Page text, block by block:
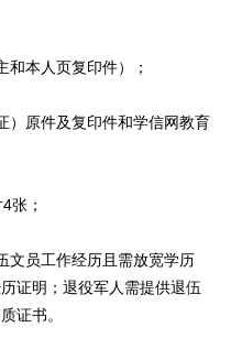
本人页复印件）；
原件及复印件和学信网教育
张；
员工作经历且需放宽学历
证明；退役军人需提供退伍
证书。